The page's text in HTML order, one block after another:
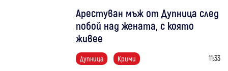
Арестуван мъж от Дупница след
побой над жената, с която
живее
Дупница Крими 11:33